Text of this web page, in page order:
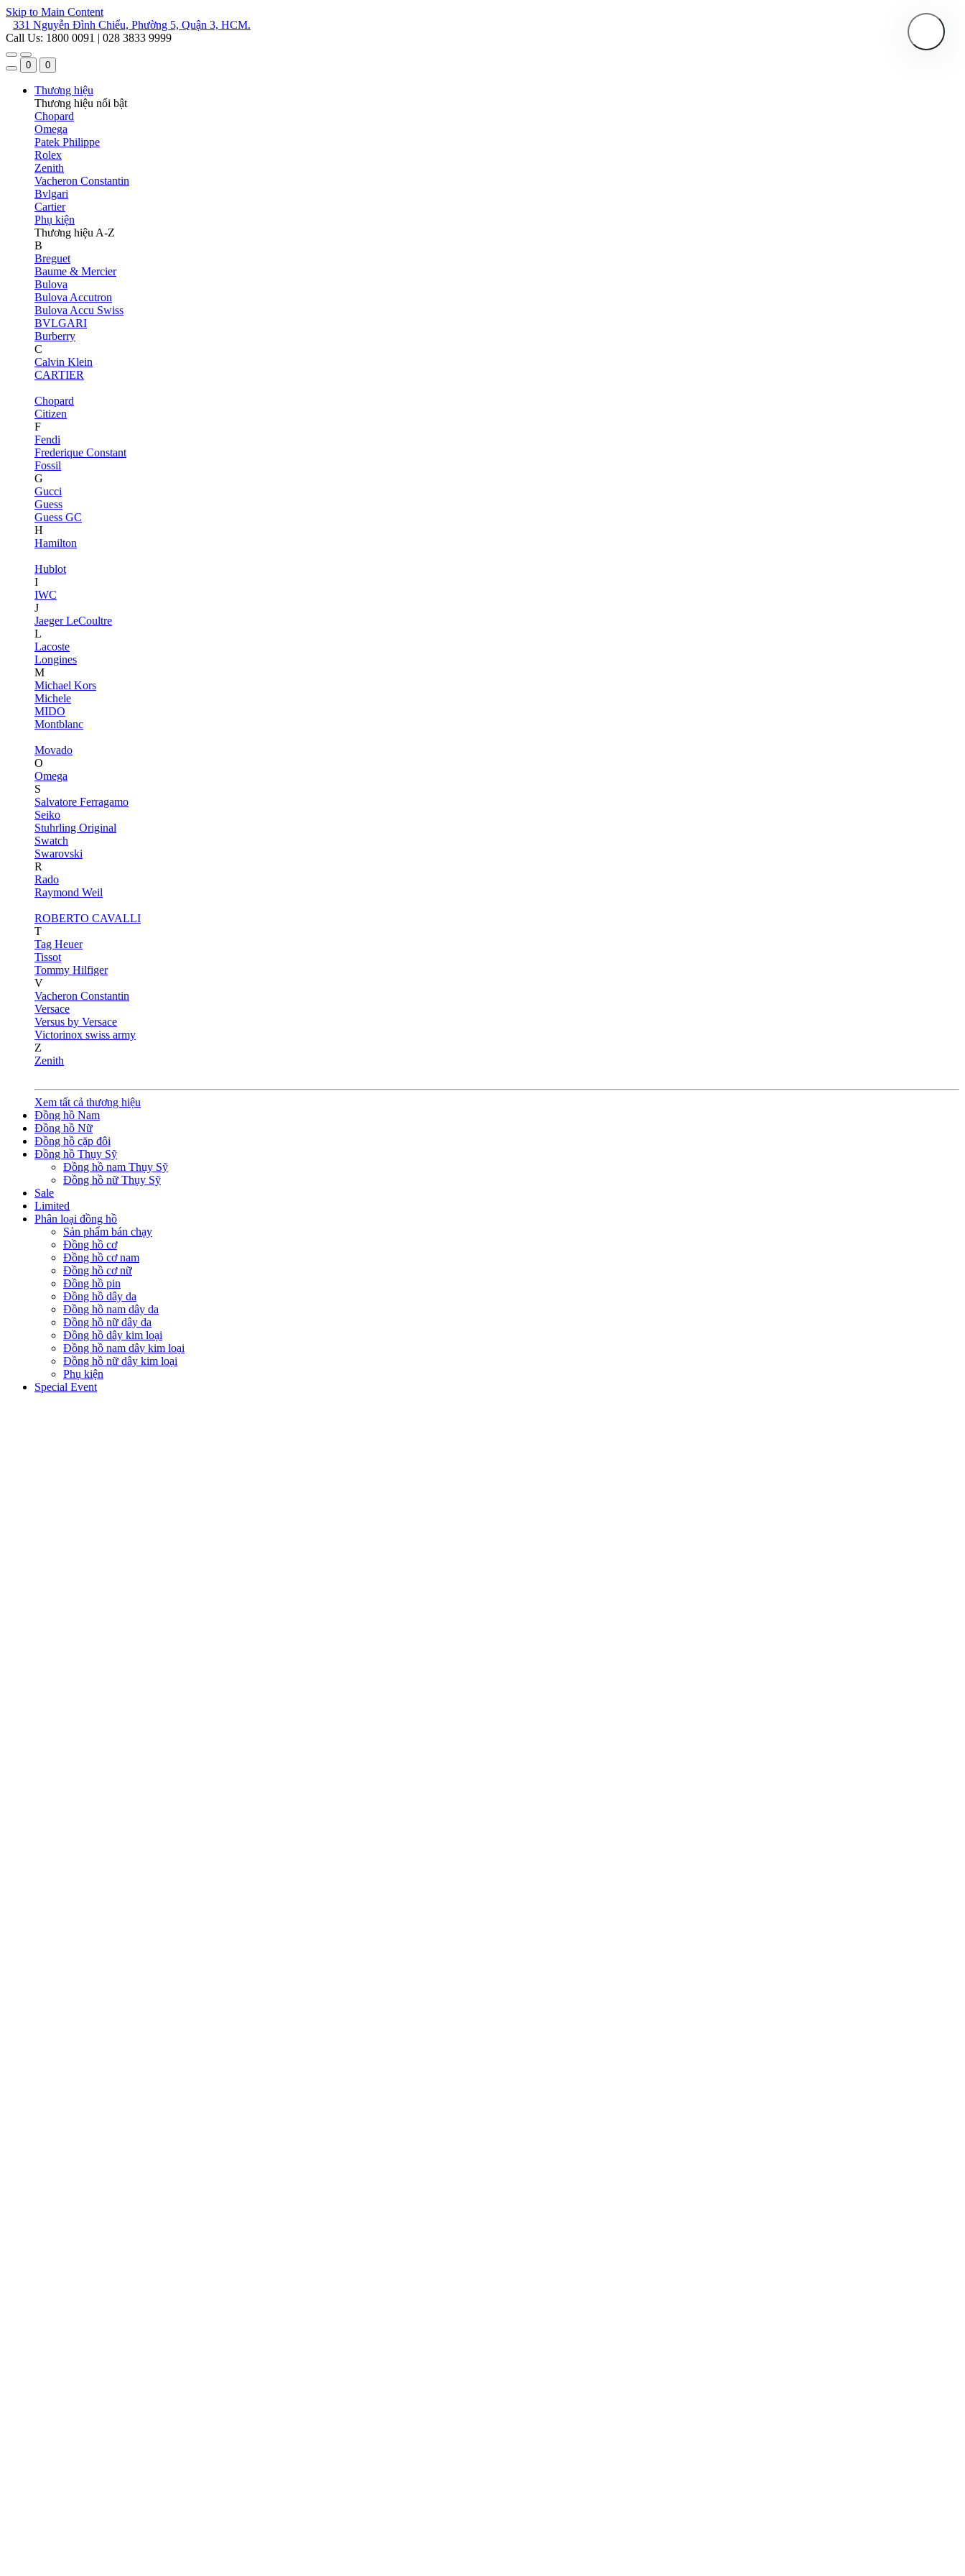
Skip to Main Content
331 Nguyễn Đình Chiểu, Phường 5, Quận 3, HCM.
Call Us: 1800 0091 | 028 3833 9999
0 0
Thương hiệu
Thương hiệu nổi bật
Chopard
Omega
Patek Philippe
Rolex
Zenith
Vacheron Constantin
Bvlgari
Cartier
Phụ kiện
Thương hiệu A-Z
B
Breguet
Baume & Mercier
Bulova
Bulova Accutron
Bulova Accu Swiss
BVLGARI
Burberry
C
Calvin Klein
CARTIER
Chopard
Citizen
F
Fendi
Frederique Constant
Fossil
G
Gucci
Guess
Guess GC
H
Hamilton
Hublot
I
IWC
J
Jaeger LeCoultre
L
Lacoste
Longines
M
Michael Kors
Michele
MIDO
Montblanc
Movado
O
Omega
S
Salvatore Ferragamo
Seiko
Stuhrling Original
Swatch
Swarovski
R
Rado
Raymond Weil
ROBERTO CAVALLI
T
Tag Heuer
Tissot
Tommy Hilfiger
V
Vacheron Constantin
Versace
Versus by Versace
Victorinox swiss army
Z
Zenith
Xem tất cả thương hiệu
Đồng hồ Nam
Đồng hồ Nữ
Đồng hồ cặp đôi
Đồng hồ Thụy Sỹ
Đồng hồ nam Thụy Sỹ
Đồng hồ nữ Thụy Sỹ
Sale
Limited
Phân loại đồng hồ
Sản phẩm bán chạy
Đồng hồ cơ
Đồng hồ cơ nam
Đồng hồ cơ nữ
Đồng hồ pin
Đồng hồ dây da
Đồng hồ nam dây da
Đồng hồ nữ dây da
Đồng hồ dây kim loại
Đồng hồ nam dây kim loại
Đồng hồ nữ dây kim loại
Phụ kiện
Special Event